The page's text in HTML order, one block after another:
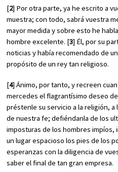
[2] Por otra parte, ya he escrito a
muestra; con todo, sabrá vuestra
mayor medida y sobre esto he
hombre excelente. [3] Él, por su
noticias y había recomendado de
propósito de un rey tan religioso.
[4] Ánimo, por tanto, y recreen
mercedes el flagrantísimo deseo
préstenle su servicio a la religión, a
de nuestra fe; defiéndanla de los
imposturas de los hombres
un lugar espacioso los pies de los
esperanzas con la diligencia de
saber el final de tan gran empresa.